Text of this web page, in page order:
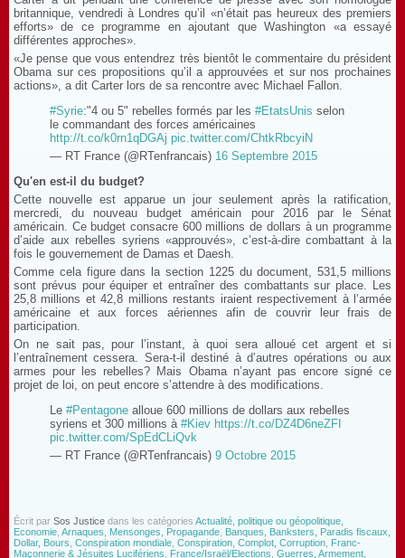
britannique, vendredi à Londres qu’il «n’était pas heureux des premiers
efforts» de ce programme en ajoutant que Washington «a essayé
différentes approches».
«Je pense que vous entendrez très bientôt le commentaire du président
Obama sur ces propositions qu’il a approuvées et sur nos prochaines
actions», a dit Carter lors de sa rencontre avec Michael Fallon.
#Syrie:"4 ou 5" rebelles formés par les #EtatsUnis selon
le commandant des forces américaines
http://t.co/k0rn1qDGAj pic.twitter.com/ChtkRbcyiN
— RT France (@RTenfrancais) 16 Septembre 2015
Qu'en est-il du budget?
Cette nouvelle est apparue un jour seulement après la ratification,
mercredi, du nouveau budget américain pour 2016 par le Sénat
américain. Ce budget consacre 600 millions de dollars à un programme
d’aide aux rebelles syriens «approuvés», c’est-à-dire combattant à la
fois le gouvernement de Damas et Daesh.
Comme cela figure dans la section 1225 du document, 531,5 millions
sont prévus pour équiper et entraîner des combattants sur place. Les
25,8 millions et 42,8 millions restants iraient respectivement à l’armée
américaine et aux forces aériennes afin de couvrir leur frais de
participation.
On ne sait pas, pour l’instant, à quoi sera alloué cet argent et si
l’entraînement cessera. Sera-t-il destiné à d’autres opérations ou aux
armes pour les rebelles? Mais Obama n’ayant pas encore signé ce
projet de loi, on peut encore s’attendre à des modifications.
Le #Pentagone alloue 600 millions de dollars aux rebelles
syriens et 300 millions à #Kiev https://t.co/DZ4D6neZFI
pic.twitter.com/SpEdCLiQvk
— RT France (@RTenfrancais) 9 Octobre 2015
Écrit par Sos Justice dans les catégories Actualité, politique ou géopolitique,
Economie Arnaques, Mensonges, Propagande Banques, Banksters, Paradis fiscaux,
Dollar, Bours Conspiration mondiale Conspiration, Complot, Corruption Franc-
Maçonnerie & Jésuites Lucifériens
France/Israël/Elections Guerres, Armement,